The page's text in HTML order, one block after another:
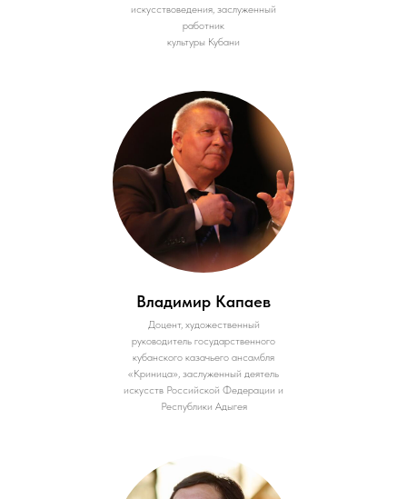
искусствоведения, заслуженный
работник
культуры Кубани
Владимир Капаев
Доцент, художественный
руководитель государственного
кубанского казачьего ансамбля
«Криница», заслуженный деятель
искусств Российской Федерации и
Республики Адыгея